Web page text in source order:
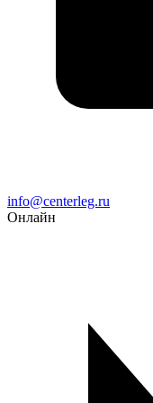
Email
info@centerleg.ru
Онлайн